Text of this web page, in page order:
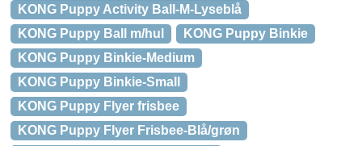
KONG Puppy Activity Ball-M-Lyseblå
KONG Puppy Ball m/hul
KONG Puppy Binkie
KONG Puppy Binkie-Medium
KONG Puppy Binkie-Small
KONG Puppy Flyer frisbee
KONG Puppy Flyer Frisbee-Blå/grøn